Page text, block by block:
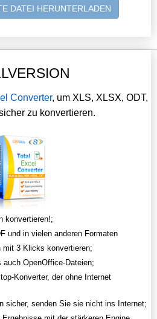
DATEI HERUNTERLADEN
Converter, um XLS, XLSX, ODT,
zu konvertieren.
konvertieren!;
und in vielen anderen Formaten
mit 3 Klicks konvertieren;
OpenOffice-Dateien;
Konverter, der ohne Internet
sicher, senden Sie sie nicht ins Internet;